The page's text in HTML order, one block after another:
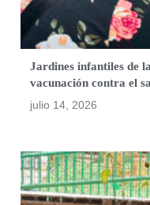
Jardines infantiles de
vacunación contra el
julio 14, 2026